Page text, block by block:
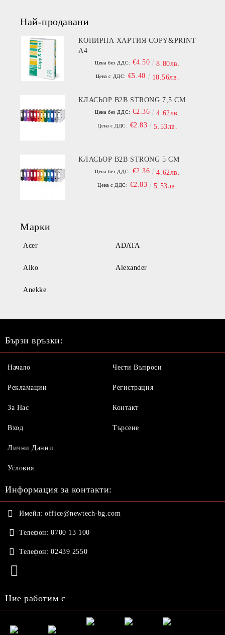
Най-продавани
КОПИРНА ХАРТИЯ COPY&PRINT
A4
Цена без ДДС: €4.50 8.80лв.
Цена с ДДС: €5.40 10.56лв.
КЛАСЬОР B2B STRONG 7,5 СМ
Цена без ДДС: €2.36 4.62лв.
Цена с ДДС: €2.83 5.53лв.
КЛАСЬОР B2B STRONG 5 СМ
Цена без ДДС: €2.36 4.62лв.
Цена с ДДС: €2.83 5.53лв.
Марки
Acer ADATA
Aiko Alexander
Anekke
Бързи връзки:
Начало
Рекламации
За Нас
Вход
Чести Въпроси
Регистрация
Контакт
Търсене
Лични Данни
Условия
Информация за контакти:
Имейл: office@newtech-bg.com
Телефон: 0700 13 100
Телефон: 02439 2550
Ние работим с